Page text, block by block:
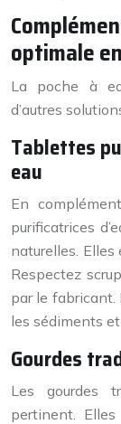
optimale
La poche à
d’autres
Tablettes
eau
En
purificatrices
naturelles.
Respectez
par le fabricant.
les sédiments et
Gourdes
Les gourdes
pertinent.